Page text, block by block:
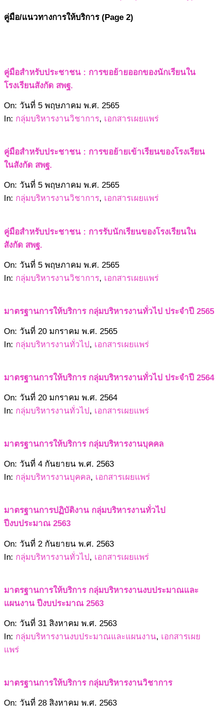
คู่มือ/แนวทางการให้บริการ (Page 2)
คู่มือสำหรับประชาชน : การขอย้ายออกของนักเรียนใน
โรงเรียนสังกัด สพฐ.
2565-
05-
On: วันที่ 5 พฤษภาคม พ.ศ. 2565
In: กลุ่มบริหารงานวิชาการ, เอกสารเผยแพร่
คู่มือสำหรับประชาชน : การขอย้ายเข้าเรียนของโรงเรียน
ในสังกัด สพฐ.
2565-
05-
On: วันที่ 5 พฤษภาคม พ.ศ. 2565
In: กลุ่มบริหารงานวิชาการ, เอกสารเผยแพร่
คู่มือสำหรับประชาชน : การรับนักเรียนของโรงเรียนใน
สังกัด สพฐ.
2565-
05-
On: วันที่ 5 พฤษภาคม พ.ศ. 2565
In: กลุ่มบริหารงานวิชาการ, เอกสารเผยแพร่
มาตรฐานการให้บริการ กลุ่มบริหารงานทั่วไป ประจำปี 2565
2565-
01-
On: วันที่ 20 มกราคม พ.ศ. 2565
In: กลุ่มบริหารงานทั่วไป, เอกสารเผยแพร่
มาตรฐานการให้บริการ กลุ่มบริหารงานทั่วไป ประจำปี 2564
2564-
01-
On: วันที่ 20 มกราคม พ.ศ. 2564
In: กลุ่มบริหารงานทั่วไป, เอกสารเผยแพร่
มาตรฐานการให้บริการ กลุ่มบริหารงานบุคคล
2563-
09-
On: วันที่ 4 กันยายน พ.ศ. 2563
In: กลุ่มบริหารงานบุคคล, เอกสารเผยแพร่
มาตรฐานการปฏิบัติงาน กลุ่มบริหารงานทั่วไป
ปีงบประมาณ 2563
2563-
09-
On: วันที่ 2 กันยายน พ.ศ. 2563
In: กลุ่มบริหารงานทั่วไป , เอกสารเผยแพร่
มาตรฐานการให้บริการ กลุ่มบริหารงานงบประมาณและ
แผนงาน ปีงบประมาณ 2563
2563-
08-
31
On: วันที่ 31 สิงหาคม พ.ศ. 2563
In: กลุ่มบริหารงานงบประมาณและแผนงาน, เอกสารเผย
แพร่
มาตรฐานการให้บริการ กลุ่มบริหารงานวิชาการ
2563-
On: วันที่ 28 สิงหาคม พ.ศ. 2563